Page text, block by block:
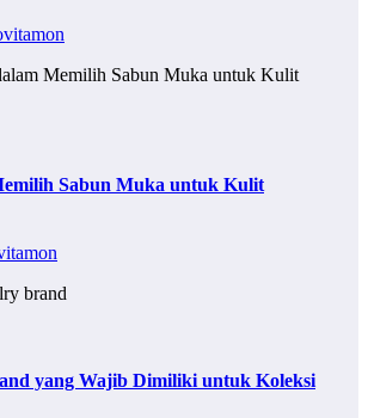
Sabun Muka untuk Kulit
yang Wajib Dimiliki untuk Koleksi